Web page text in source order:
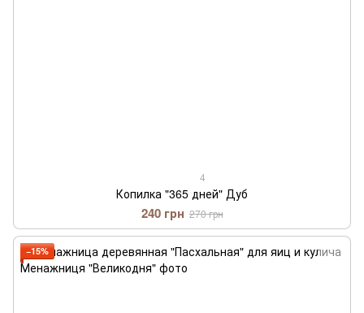
4
Копилка "365 дней" Дуб
240 грн 270 грн
−15%